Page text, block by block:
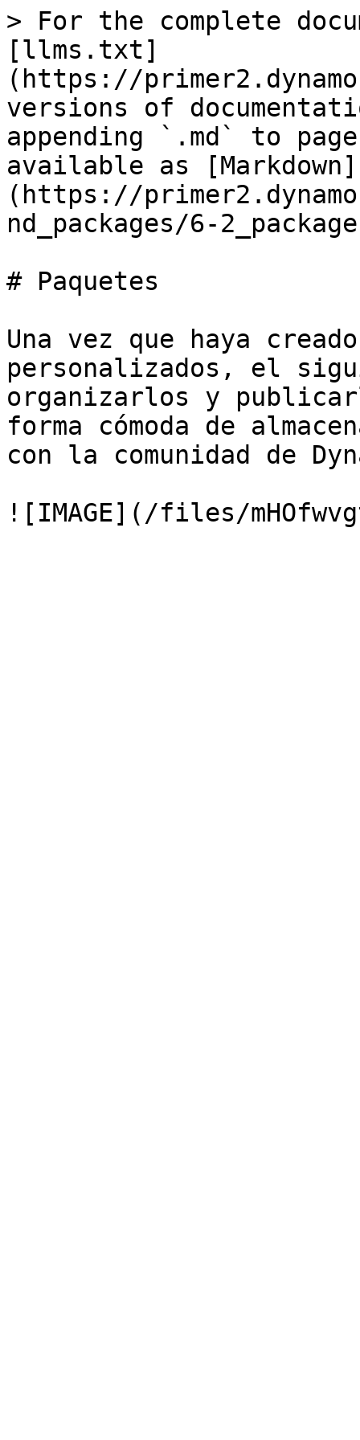
> For the complete
[llms.txt]
(https://
versions of
appending `.md` to
available as [Markdown]
(https://
nd_packages/6-
# Paquetes
Una vez que haya
personalizados, el
organizarlos y
forma cómoda de
con la comunidad de